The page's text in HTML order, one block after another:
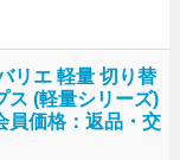
リエ 軽量 切り替
ス (軽量シリーズ)
員価格：返品・交